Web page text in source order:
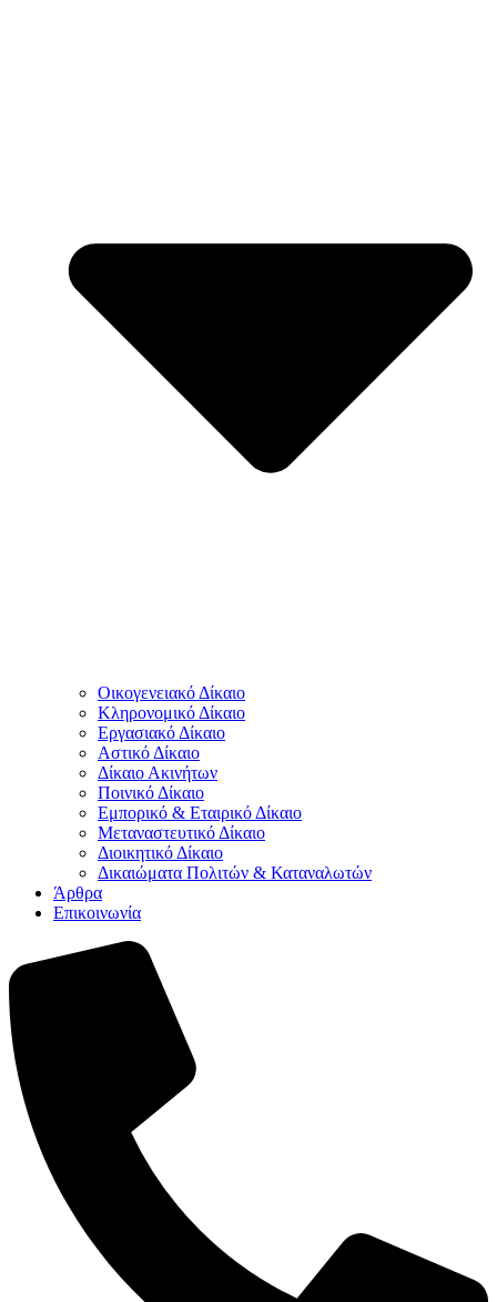
Οικογενειακό Δίκαιο
Κληρονομικό Δίκαιο
Εργασιακό Δίκαιο
Αστικό Δίκαιο
Δίκαιο Ακινήτων
Ποινικό Δίκαιο
Εμπορικό & Εταιρικό Δίκαιο
Μεταναστευτικό Δίκαιο
Διοικητικό Δίκαιο
Δικαιώματα Πολιτών & Καταναλωτών
Άρθρα
Επικοινωνία